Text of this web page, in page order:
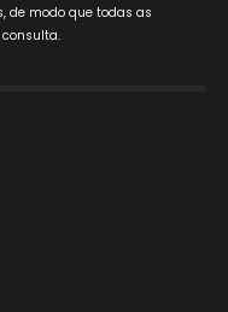
de modo que todas as